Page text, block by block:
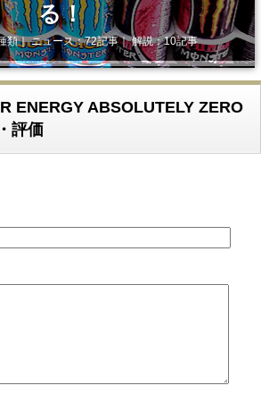
る！
類｜ ニュース：72記事｜ 解説：10記事
ENERGY ABSOLUTELY ZERO
評価